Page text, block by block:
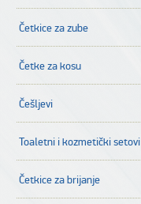
Četkice za zube
Četke za kosu
Češljevi
Toaletni i kozmetički setovi
Četkice za brijanje